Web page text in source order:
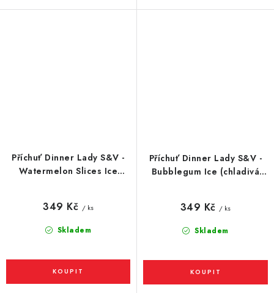
Příchuť Dinner Lady S&V -
Watermelon Slices Ice
Skladem
349 Kč / ks
Příchuť Dinner Lady S&V -
Bubblegum Ice (chladivá
Skladem
349 Kč / ks